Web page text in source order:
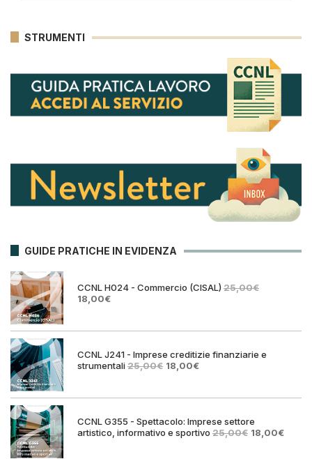
STRUMENTI
GUIDE PRATICHE IN EVIDENZA
CCNL H024 - Commercio (CISAL) 25,00€
Il
era:
18,00€Il
è:
CCNL J241 - Imprese creditizie finanziarie e
strumentali25,00€ Il
era:
18,00€Il
è:
CCNL G355 - Spettacolo: Imprese settore
artistico, informativo e sportivo 25,00€ Il18,00€Il